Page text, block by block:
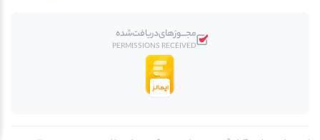
مجـــوز‌های‌دریافت‌شده
PERMISSIONS RECEIVED